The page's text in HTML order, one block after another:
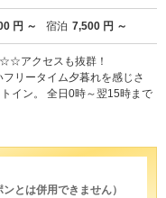
円 ～ 宿泊 7,500 円 ～
クセスも抜群！
ータイム夕暮れを感じさ
イン。 全日0時～翌15時まで
とは併用できません）